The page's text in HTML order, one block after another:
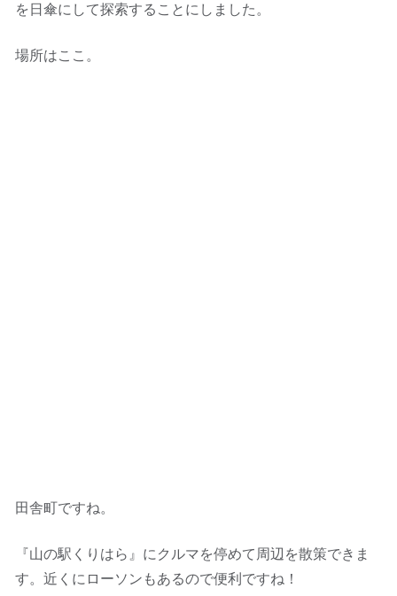
を日傘にして探索することにしました。
場所はここ。
田舎町ですね。
『山の駅くりはら』にクルマを停めて周辺を散策できま
す。近くにローソンもあるので便利ですね！